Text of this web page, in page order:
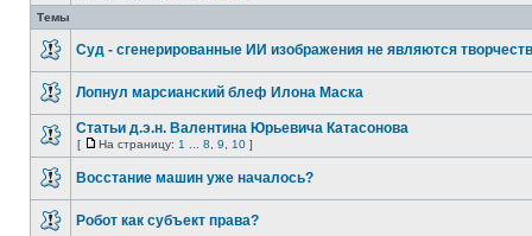
Темы
Суд - сгенерированные ИИ изображения не являются
Лопнул марсианский блеф Илона Маска
Статьи д.э.н. Валентина Юрьевича Катасонова
[ На страницу: 1 8 9 10 ]
Восстание машин уже началось?
Робот как субъект права?